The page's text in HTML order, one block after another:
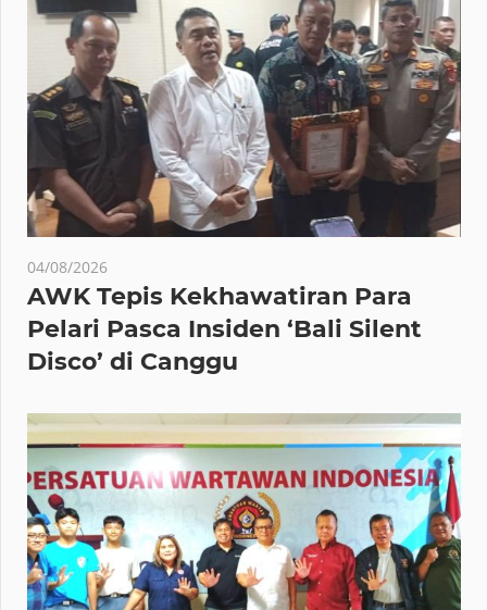
04/08/2026
AWK Tepis Kekhawatiran Para
Pelari Pasca Insiden ‘Bali Silent
Disco’ di Canggu